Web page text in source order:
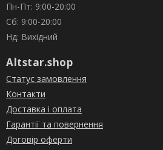
Пн-Пт: 9:00-20:00
Сб: 9:00-20:00
Нд: Вихідний
Altstar.shop
Статус замовлення
Контакти
Доставка і оплата
Гарантії та повернення
Договір оферти